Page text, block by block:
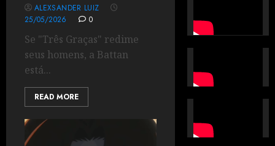
ALEXSANDER LUIZ
25/05/2026
0
Se "Três Graças" redime
seus homens, a Battan
está...
READ MORE